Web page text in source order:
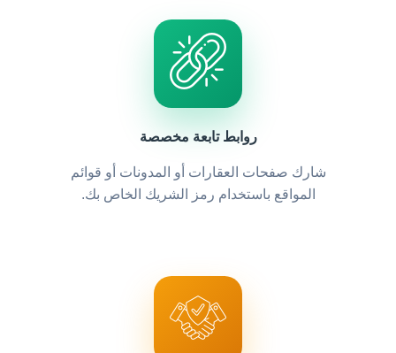
روابط تابعة مخصصة
شارك صفحات العقارات أو المدونات أو قوائم
المواقع باستخدام رمز الشريك الخاص بك.